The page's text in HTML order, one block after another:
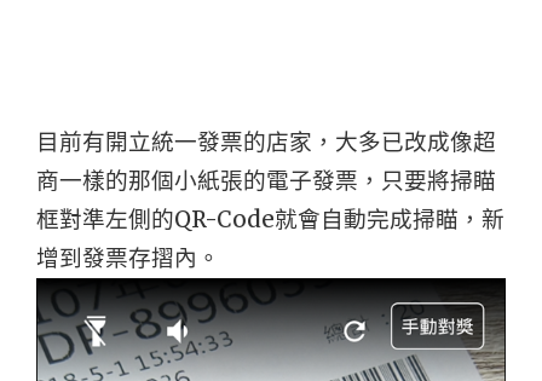
目前有開立統一發票的店家，大多已改成像超
商一樣的那個小紙張的電子發票，只要將掃瞄
框對準左側的QR-Code就會自動完成掃瞄，新
增到發票存摺內。